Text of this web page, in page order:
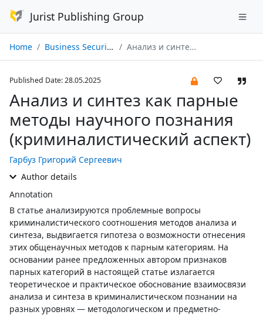
Jurist Publishing Group
Home Business Security № 02/2025 Анализ и синтез как парные методы научного познания (криминалистический аспект)
Published Date: 28.05.2025
Анализ и синтез как парные
методы научного познания
(криминалистический аспект)
Гарбуз Григорий Сергеевич
Author details
Annotation
В статье анализируются проблемные вопросы
криминалистического соотношения методов анализа и
синтеза, выдвигается гипотеза о возможности отнесения
этих общенаучных методов к парным категориям. На
основании ранее предложенных автором признаков
парных категорий в настоящей статье излагается
теоретическое и практическое обоснование взаимосвязи
анализа и синтеза в криминалистическом познании на
разных уровнях — методологическом и предметно-